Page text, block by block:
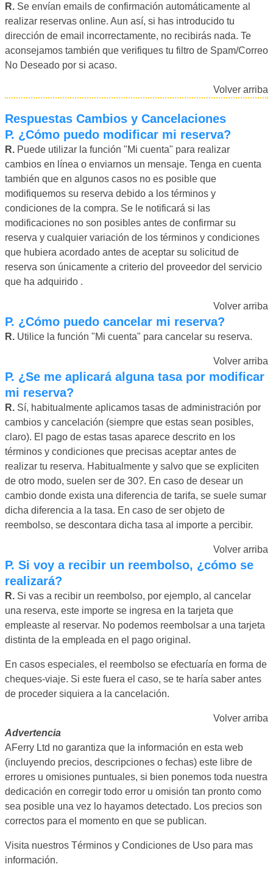
R. Se envían emails de confirmación automáticamente al
realizar reservas online. Aun así, si has introducido tu
dirección de email incorrectamente, no recibirás nada. Te
aconsejamos también que verifiques tu filtro de Spam/Correo
No Deseado por si acaso.
Volver arriba
Respuestas Cambios y Cancelaciones
P. ¿Cómo puedo modificar mi reserva?
R. Puede utilizar la función "Mi cuenta" para realizar
cambios en línea o enviarnos un mensaje. Tenga en cuenta
también que en algunos casos no es posible que
modifiquemos su reserva debido a los términos y
condiciones de la compra. Se le notificará si las
modificaciones no son posibles antes de confirmar su
reserva y cualquier variación de los términos y condiciones
que hubiera acordado antes de aceptar su solicitud de
reserva son únicamente a criterio del proveedor del servicio
que ha adquirido .
Volver arriba
P. ¿Cómo puedo cancelar mi reserva?
R. Utilice la función "Mi cuenta" para cancelar su reserva.
Volver arriba
P. ¿Se me aplicará alguna tasa por modificar
mi reserva?
R. Sí, habitualmente aplicamos tasas de administración por
cambios y cancelación (siempre que estas sean posibles,
claro). El pago de estas tasas aparece descrito en los
términos y condiciones que precisas aceptar antes de
realizar tu reserva. Habitualmente y salvo que se expliciten
de otro modo, suelen ser de 30?. En caso de desear un
cambio donde exista una diferencia de tarifa, se suele sumar
dicha diferencia a la tasa. En caso de ser objeto de
reembolso, se descontara dicha tasa al importe a percibir.
Volver arriba
P. Si voy a recibir un reembolso, ¿cómo se
realizará?
R. Si vas a recibir un reembolso, por ejemplo, al cancelar
una reserva, este importe se ingresa en la tarjeta que
empleaste al reservar. No podemos reembolsar a una tarjeta
distinta de la empleada en el pago original.
En casos especiales, el reembolso se efectuaría en forma de
cheques-viaje. Si este fuera el caso, se te haría saber antes
de proceder siquiera a la cancelación.
Volver arriba
Advertencia
AFerry Ltd no garantiza que la información en esta web
(incluyendo precios, descripciones o fechas) este libre de
errores u omisiones puntuales, si bien ponemos toda nuestra
dedicación en corregir todo error u omisión tan pronto como
sea posible una vez lo hayamos detectado. Los precios son
correctos para el momento en que se publican.
Visita nuestros Términos y Condiciones de Uso para mas
información.